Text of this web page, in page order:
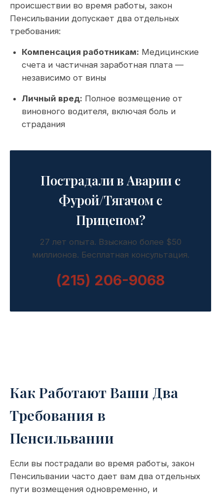
происшествии во время работы, закон
Пенсильвании допускает два отдельных
требования:
Компенсация работникам: Медицинские
счета и частичная заработная плата —
независимо от вины
Личный вред: Полное возмещение от
виновного водителя, включая боль и
страдания
Пострадали в Аварии с
Фурой/Тягачом с
Прицепом?
27 лет опыта. Взыскано более $50
миллионов. Бесплатная консультация.
(215) 206-9068
Как Работают Ваши Два
Требования в
Пенсильвании
Если вы пострадали во время работы, закон
Пенсильвании часто дает вам два отдельных
пути возмещения одновременно, и